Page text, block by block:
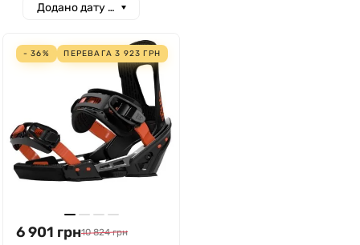
Додано дату спад
- 36% ПЕРЕВАГА3 923 ГРН
6 901 грн10 824 грн